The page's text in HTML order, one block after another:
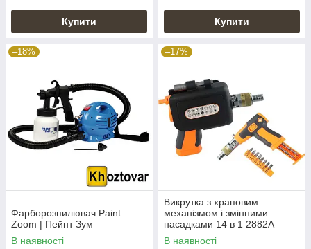
Купити Купити
–18%
Фарборозпилювач Paint
Zoom | Пейнт Зум
В наявності
–17%
Викрутка з храповим
механізмом і змінними
насадками 14 в 1 2882A
В наявності